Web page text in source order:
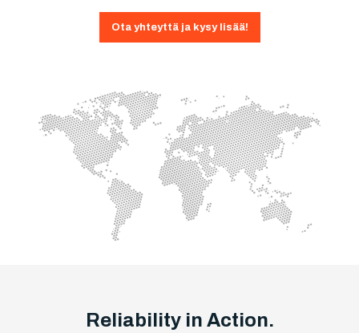
Ota yhteyttä ja kysy lisää!
Reliability in Action.